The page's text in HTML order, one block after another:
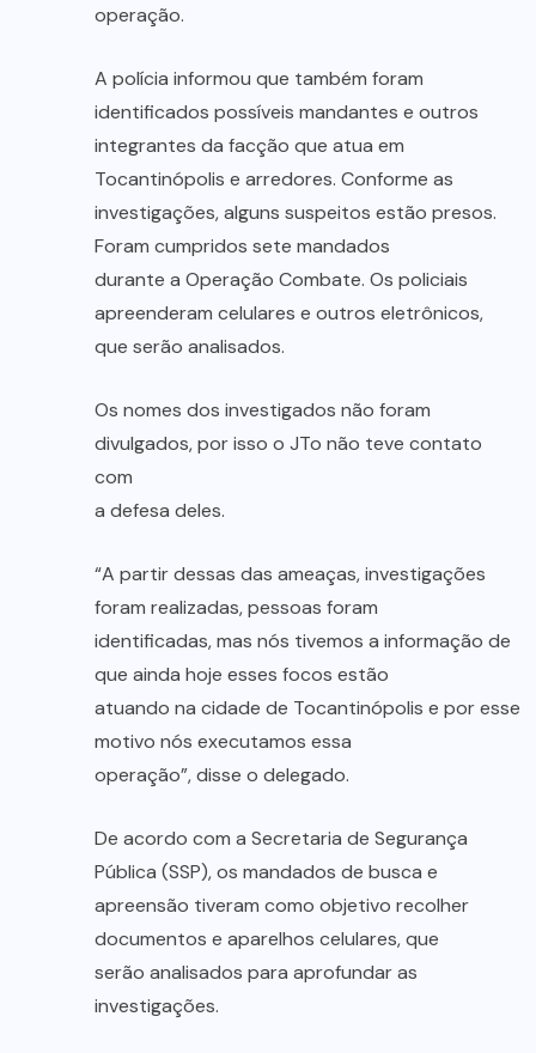
operação.
A polícia informou que também foram
identificados possíveis mandantes e outros
integrantes da facção que atua em
Tocantinópolis e arredores. Conforme as
investigações, alguns suspeitos estão presos.
Foram cumpridos sete mandados
durante a Operação Combate. Os policiais
apreenderam celulares e outros eletrônicos,
que serão analisados.
Os nomes dos investigados não foram
divulgados, por isso o JTo não teve contato
com
a defesa deles.
“A partir dessas das ameaças, investigações
foram realizadas, pessoas foram
identificadas, mas nós tivemos a informação de
que ainda hoje esses focos estão
atuando na cidade de Tocantinópolis e por esse
motivo nós executamos essa
operação”, disse o delegado.
De acordo com a Secretaria de Segurança
Pública (SSP), os mandados de busca e
apreensão tiveram como objetivo recolher
documentos e aparelhos celulares, que
serão analisados para aprofundar as
investigações.